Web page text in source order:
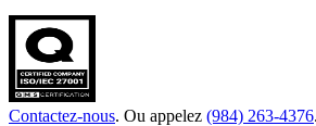
Contactez-nous. Ou appelez (984) 263-4376.